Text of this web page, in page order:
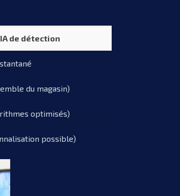
de détection
du magasin)
optimisés)
possible)